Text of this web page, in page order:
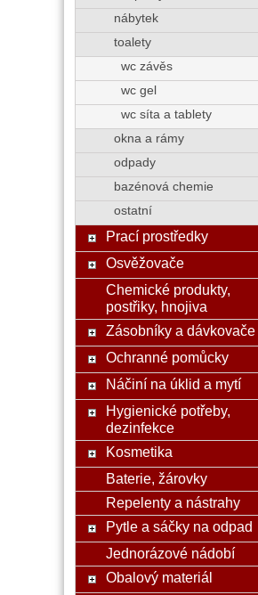
nábytek
toalety
wc závěs
wc gel
wc síta a tablety
okna a rámy
odpady
bazénová chemie
ostatní
Prací prostředky
Osvěžovače
Chemické produkty,
postřiky, hnojiva
Zásobníky a dávkovače
Ochranné pomůcky
Náčiní na úklid a mytí
Hygienické potřeby,
dezinfekce
Kosmetika
Baterie, žárovky
Repelenty a nástrahy
Pytle a sáčky na odpad
Jednorázové nádobí
Obalový materiál